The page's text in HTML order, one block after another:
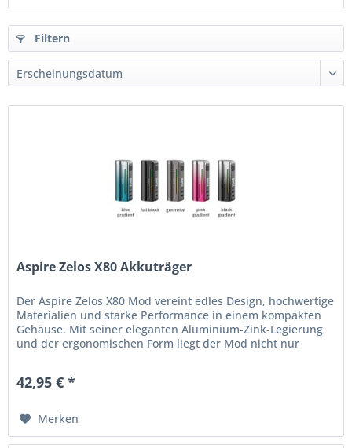
Filtern
Aspire Zelos X80 Akkuträger
Der Aspire Zelos X80 Mod vereint edles Design, hochwertige
Materialien und starke Performance in einem kompakten
Gehäuse. Mit seiner eleganten Aluminium-Zink-Legierung
und der ergonomischen Form liegt der Mod nicht nur
42,95 € *
Merken